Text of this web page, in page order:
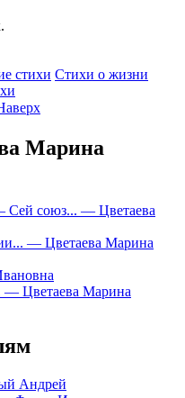
стихи Стихи о жизни
Марина
Сей союз... — Цветаева
— Цветаева Марина
— Цветаева Марина
Андрей